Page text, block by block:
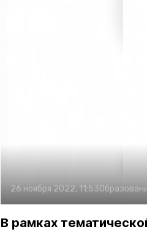
26 ноября 2022, 11:53
В рамках